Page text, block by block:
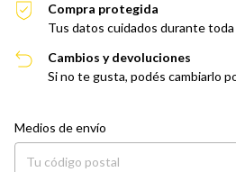
Compra protegida
Tus datos cuidados durante toda
Cambios y devoluciones
Si no te gusta, podés cambiarlo
Entregas para el CP:
Medios de envío